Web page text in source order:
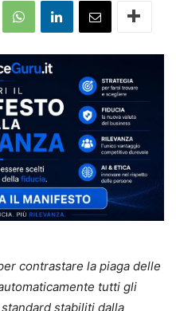
contrastare la piaga delle
tutti gli
stabiliti dalla